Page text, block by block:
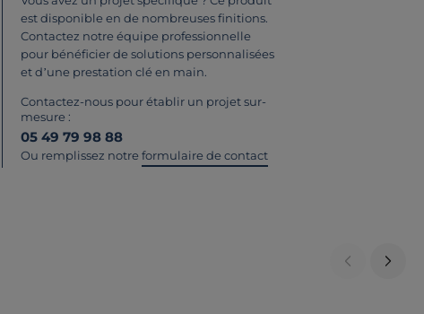
est disponible en de nombreuses finitions.
Contactez notre équipe professionnelle
pour bénéficier de solutions personnalisées
et d’une prestation clé en main.
Contactez-nous pour établir un projet sur-
mesure :
05 49 79 98 88
Ou remplissez notre formulaire de contact